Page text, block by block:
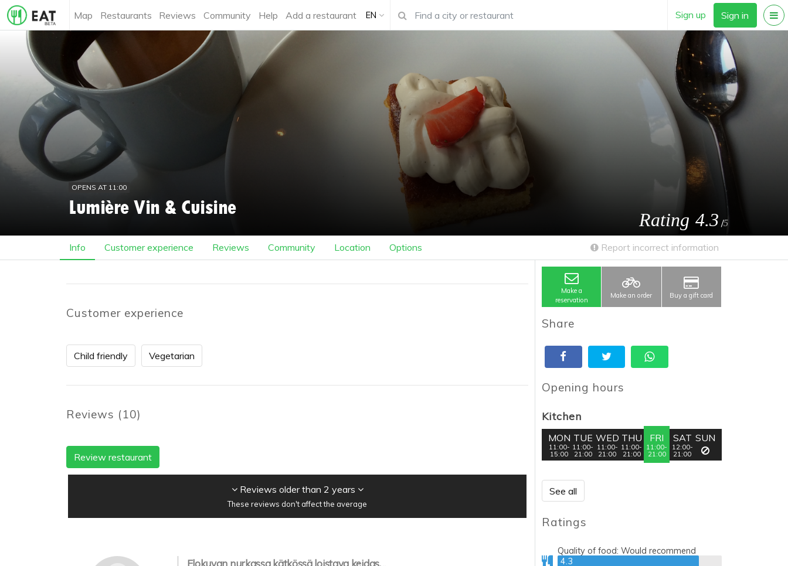
Map Restaurants Reviews Community Help Add a restaurant EN Sign up Sign in
OPENS AT 11:00
Lumière Vin & Cuisine Rating 4.3 /5
Info Customer experience Reviews Community Location Options Report incorrect information
Make a
reservation
Make an order Buy a gift card
Share
Opening hours
Kitchen
MON
11:00-
15:00
TUE
11:00-
21:00
WED
11:00-
21:00
THU
11:00-
21:00
FRI
11:00-
21:00
SAT
12:00-
21:00
SUN
See all
Ratings
Quality of food:Would recommend
4.3
4.3
Customer experience
Child friendly Vegetarian
Reviews (10)
Review restaurant
Reviews older than 2 years
These reviews don't affect the average
Elokuvan nurkassa kätkössä loistava keidas...